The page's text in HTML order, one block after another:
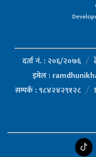
दर्ता नं. : २०६/२०७६
इमेल :
सम्पर्क : ९८४२४२९१२८